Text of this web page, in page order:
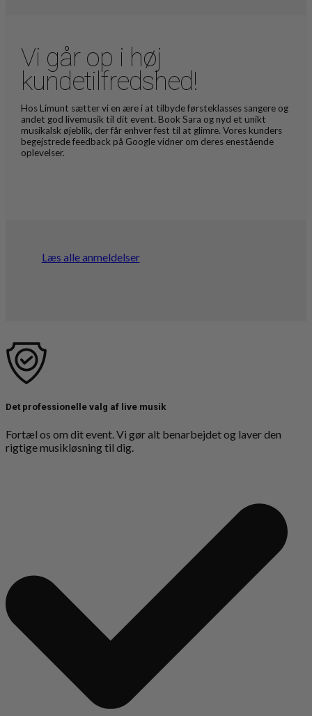
Vi går op i høj
kundetilfredshed!
Hos Limunt sætter vi en ære i at tilbyde førsteklasses sangere og
andet god livemusik til dit event. Book Sara og nyd et unikt
musikalsk øjeblik, der får enhver fest til at glimre. Vores kunders
begejstrede feedback på Google vidner om deres enestående
oplevelser.
Læs alle anmeldelser
Det professionelle valg af live musik
Fortæl os om dit event. Vi gør alt benarbejdet og laver den
rigtige musikløsning til dig.